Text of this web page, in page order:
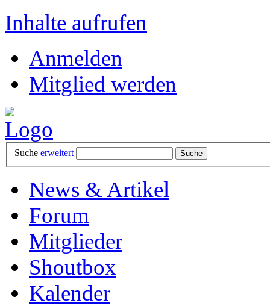
Inhalte aufrufen
Anmelden
Mitglied werden
Suche erweitert
News & Artikel
Forum
Mitglieder
Shoutbox
Kalender